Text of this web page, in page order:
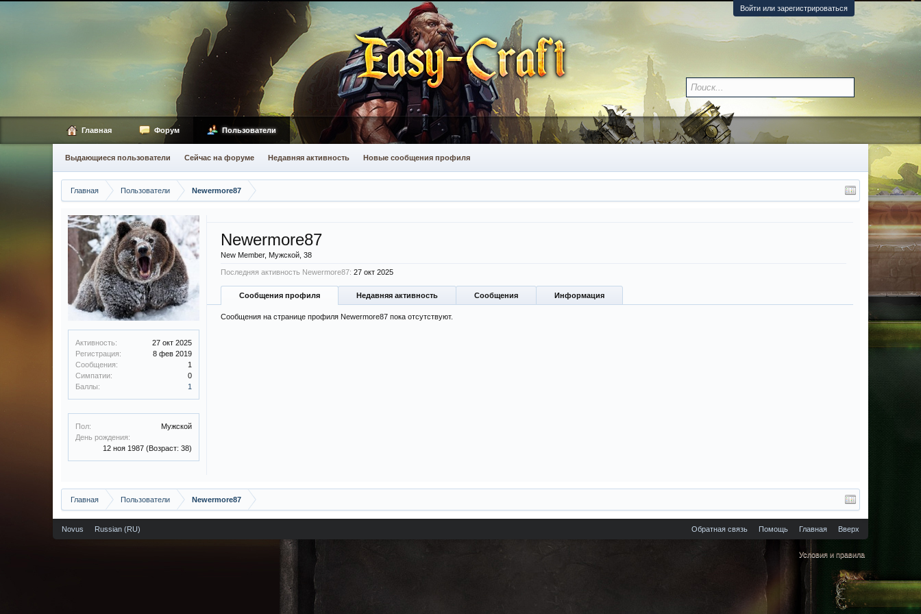
Войти или зарегистрироваться
Главная Пользователи Newermore87
Активность:
27 окт 2025
Регистрация:
8 фев 2019
Сообщения:
1
Симпатии:
0
Баллы:
1
Пол:
Мужской
День рождения:
12 ноя 1987 (Возраст: 38)
Newermore87
New Member, Мужской, 38
Последняя активность Newermore87: 27 окт 2025
Сообщения профиля Недавняя активность Сообщения Информация
Сообщения на странице профиля Newermore87 пока отсутствуют.
Главная Пользователи Newermore87
Главная Форум Пользователи
Выдающиеся пользователи Сейчас на форуме Недавняя активность Новые сообщения профиля
Novus Russian (RU) Обратная связь Помощь Главная Вверх
Условия и правила